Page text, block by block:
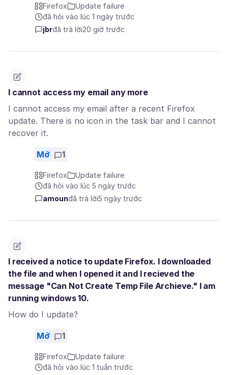
Firefox
Update failure
đã hỏi vào lúc 1 ngày trước
jbrđã trả lời20 giờ trước
I cannot access my email any more
I cannot access my email after a recent Firefox
update. There is no icon in the task bar and I cannot
recover it.
Mở 1
Firefox
Update failure
đã hỏi vào lúc 5 ngày trước
amounđã trả lời5 ngày trước
I received a notice to update Firefox. I downloaded
the file and when I opened it and I recieved the
message "Can Not Create Temp File Archieve." I am
running windows 10.
How do I update?
Mở 1
Firefox
Update failure
đã hỏi vào lúc 1 tuần trước